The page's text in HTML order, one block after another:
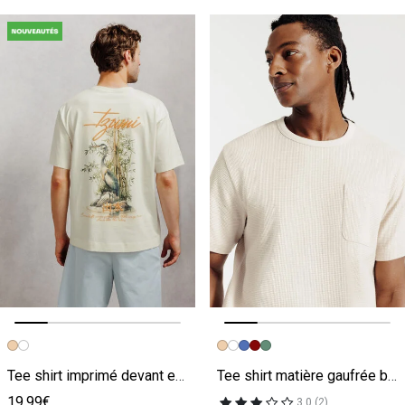
Image précédente
Image suivante
Tee shirt imprimé devant et dos Japon beige
Image précédente
Image suivante
Tee shirt matière gaufrée beige